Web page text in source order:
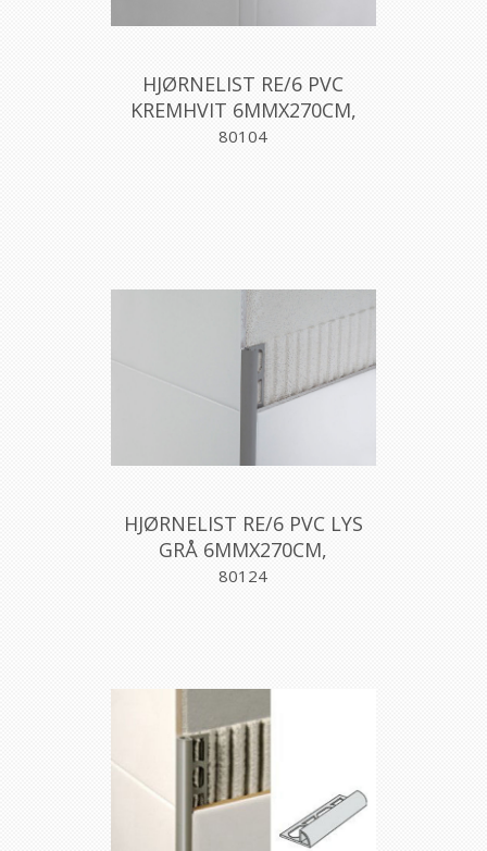
HJØRNELIST RE/6 PVC
KREMHVIT 6MMX270CM,
PROFILPAS
80104
HJØRNELIST RE/6 PVC LYS
GRÅ 6MMX270CM,
PROFILPAS
80124